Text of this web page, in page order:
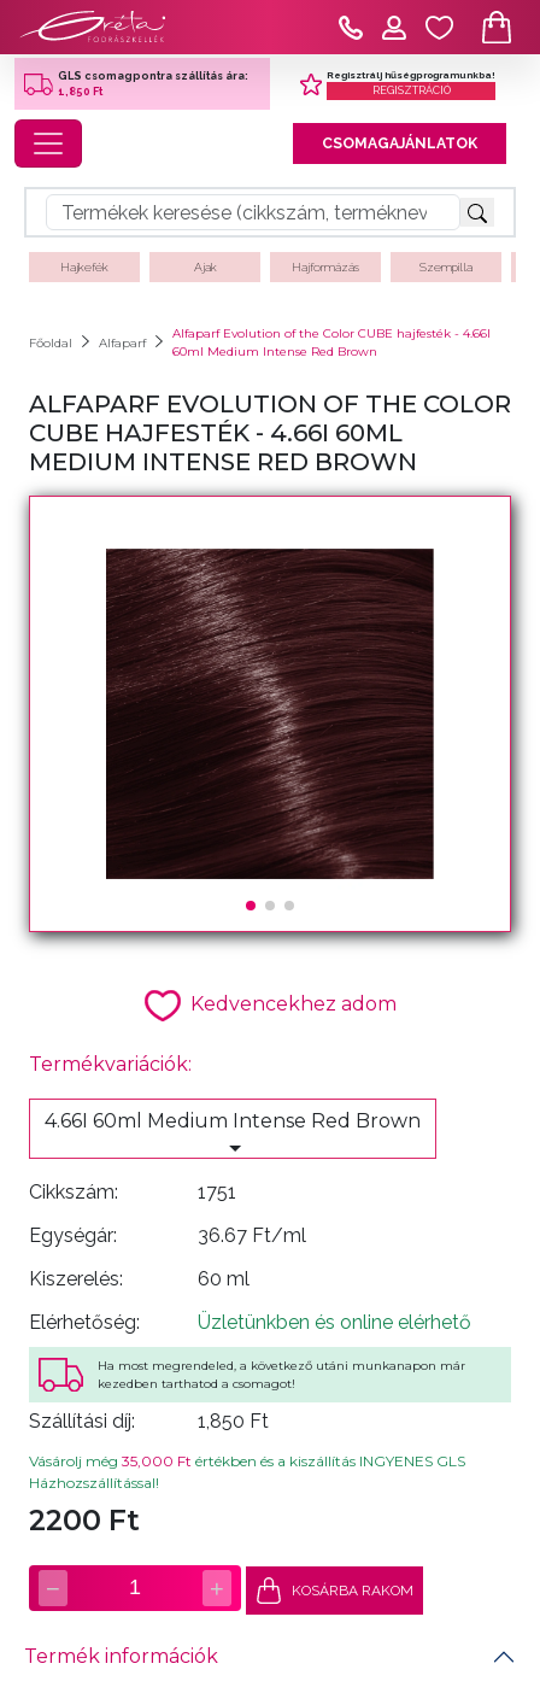
GLS csomagpontra szállítás ára:
1,850 Ft
Regisztrálj hűségprogramunkba!
REGISZTRÁCIÓ
Toggle navigation CSOMAGAJÁNLATOK
Hajkefék Ajak Hajformázás Szempilla
Főoldal Alfaparf
Alfaparf Evolution of the Color CUBE hajfesték - 4.66I
60ml Medium Intense Red Brown
ALFAPARF EVOLUTION OF THE COLOR
CUBE HAJFESTÉK - 4.66I 60ML
MEDIUM INTENSE RED BROWN
Kedvencekhez adom
Termékvariációk:
4.66I 60ml Medium Intense Red Brown
Cikkszám:
1751
Egységár:
36.67 Ft/ml
Kiszerelés:
60 ml
Elérhetőség:
Üzletünkben és online elérhető
Ha most megrendeled, a következő utáni munkanapon már
kezedben tarthatod a csomagot!
Szállítási díj: 1,850 Ft
Vásárolj még 35,000 Ft értékben és a kiszállítás INGYENES GLS
Házhozszállítással!
2200 Ft
− 1 + KOSÁRBA RAKOM
Termék információk